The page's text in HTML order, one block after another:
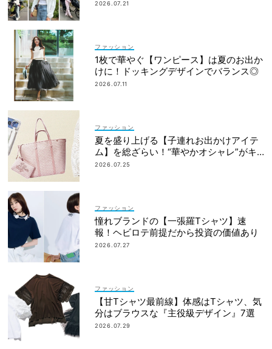
テム！
2026.07.21
ファッション
1枚で華やぐ【ワンピース】は夏のお出か
けに！ドッキングデザインでバランス◎
2026.07.11
ファッション
夏を盛り上げる【子連れお出かけアイテ
ム】を総ざらい！“華やかオシャレ”がキ
ーワード
2026.07.25
ファッション
憧れブランドの【一張羅Tシャツ】速
報！ヘビロテ前提だから投資の価値あり
2026.07.27
ファッション
【甘Tシャツ最前線】体感はTシャツ、気
分はブラウスな『主役級デザイン』7選
2026.07.29